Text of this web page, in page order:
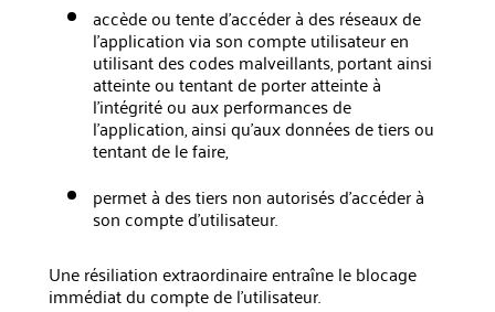
accède ou tente d'accéder à des réseaux de
l'application via son compte utilisateur en
utilisant des codes malveillants, portant ainsi
atteinte ou tentant de porter atteinte à
l'intégrité ou aux performances de
l'application, ainsi qu'aux données de tiers ou
tentant de le faire,
permet à des tiers non autorisés d'accéder à
son compte d'utilisateur.
Une résiliation extraordinaire entraîne le blocage
immédiat du compte de l'utilisateur.